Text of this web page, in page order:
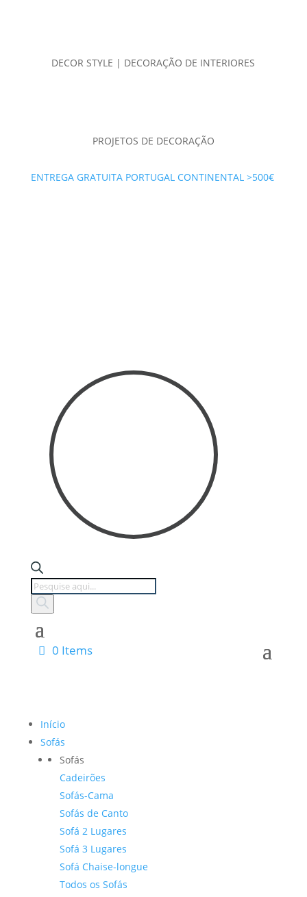
DECOR STYLE | DECORAÇÃO DE INTERIORES
PROJETOS DE DECORAÇÃO
ENTREGA GRATUITA PORTUGAL CONTINENTAL >500€
Products
search
0 Items
Início
Sofás
Sofás
Cadeirões
Sofás-Cama
Sofás de Canto
Sofá 2 Lugares
Sofá 3 Lugares
Sofá Chaise-longue
Todos os Sofás